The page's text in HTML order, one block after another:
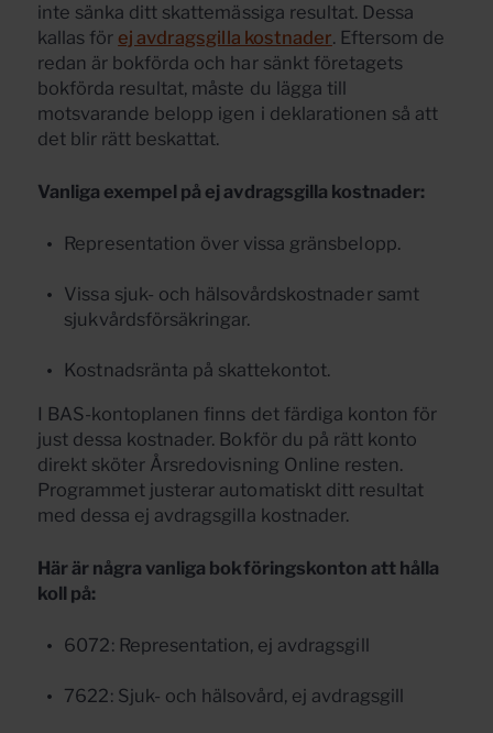
inte sänka ditt skattemässiga resultat. Dessa
kallas för ej avdragsgilla kostnader. Eftersom de
redan är bokförda och har sänkt företagets
bokförda resultat, måste du lägga till
motsvarande belopp igen i deklarationen så att
det blir rätt beskattat.
Vanliga exempel på ej avdragsgilla kostnader:
Representation över vissa gränsbelopp.
Vissa sjuk- och hälsovårdskostnader samt
sjukvårdsförsäkringar.
Kostnadsränta på skattekontot.
I BAS-kontoplanen finns det färdiga konton för
just dessa kostnader. Bokför du på rätt konto
direkt sköter Årsredovisning Online resten.
Programmet justerar automatiskt ditt resultat
med dessa ej avdragsgilla kostnader.
Här är några vanliga bokföringskonton att hålla
koll på:
6072: Representation, ej avdragsgill
7622: Sjuk- och hälsovård, ej avdragsgill